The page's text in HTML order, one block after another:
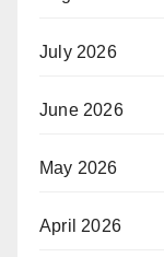
July 2026
June 2026
May 2026
April 2026